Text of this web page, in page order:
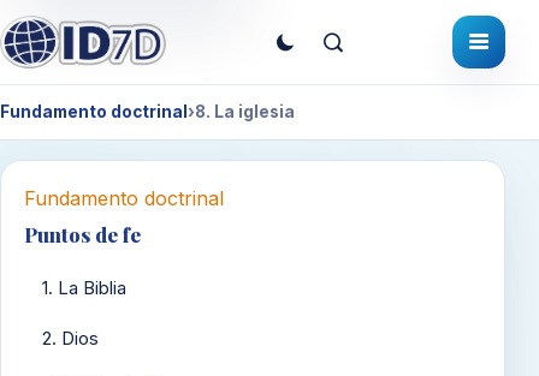
Fundamento doctrinal ›8. La iglesia
Fundamento doctrinal
Puntos de fe
1. La Biblia
2. Dios